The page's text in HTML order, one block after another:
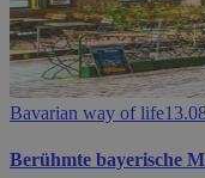
Bavarian way of life
Berühmte bayerische